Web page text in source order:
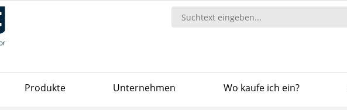
Produkte Unternehmen Wo kaufe ich ein?